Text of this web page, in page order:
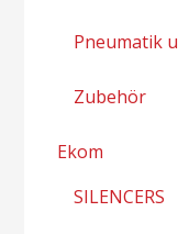
Pneumatik
Zubehör
Ekom
SILENCERS